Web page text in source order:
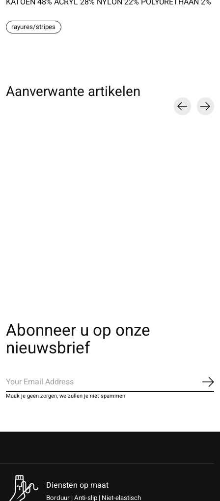
rayures/stripes
Aanverwante artikelen
Abonneer u op onze
nieuwsbrief
Maak je geen zorgen, we zullen je niet spammen
Diensten op maat
Borduur | Anti-slip | Niet-elastisch